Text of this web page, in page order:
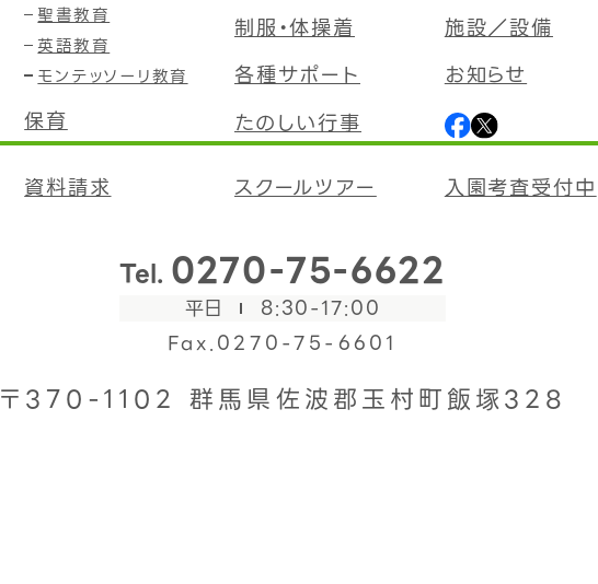
聖書教育
英語教育
モンテッソーリ教育
保育
制服・体操着
各種サポート
たのしい行事
施設／設備
お知らせ
資料請求 スクールツアー 入園考査受付中
Tel. 0270-75-6622
平日
8:30-17:00
Fax.0270-75-6601
〒370-1102 群馬県佐波郡玉村町飯塚328